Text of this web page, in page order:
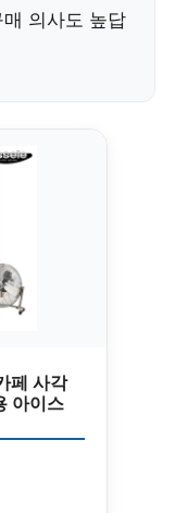
의사도 높답
페 사각
아이스